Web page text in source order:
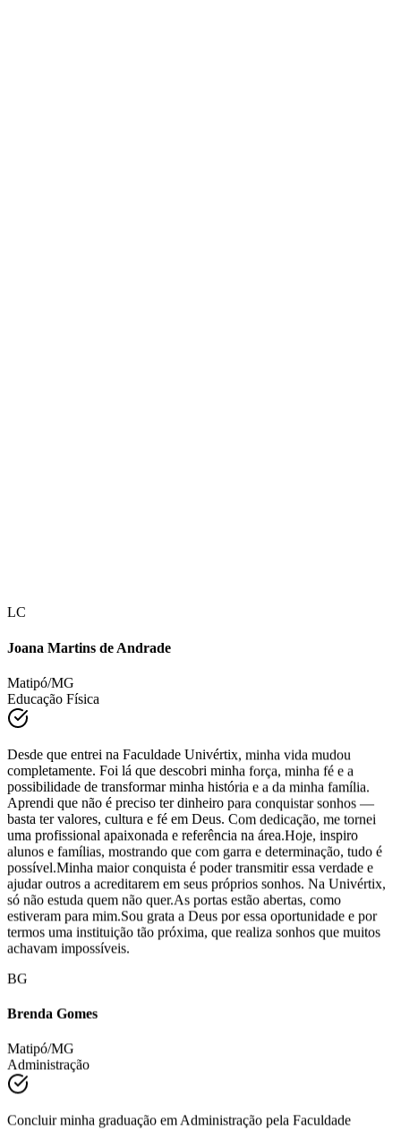
Matipó/MG
Educação Física
Desde que entrei na Faculdade Univértix, minha vida mudou
completamente. Foi lá que descobri minha força, minha fé e a
possibilidade de transformar minha história e a da minha família.
Aprendi que não é preciso ter dinheiro para conquistar sonhos —
basta ter valores, cultura e fé em Deus. Com dedicação, me tornei
uma profissional apaixonada e referência na área.Hoje, inspiro
alunos e famílias, mostrando que com garra e determinação, tudo é
possível.Minha maior conquista é poder transmitir essa verdade e
ajudar outros a acreditarem em seus próprios sonhos. Na Univértix,
só não estuda quem não quer.As portas estão abertas, como
estiveram para mim.Sou grata a Deus por essa oportunidade e por
termos uma instituição tão próxima, que realiza sonhos que muitos
achavam impossíveis.
Matipó/MG
Administração